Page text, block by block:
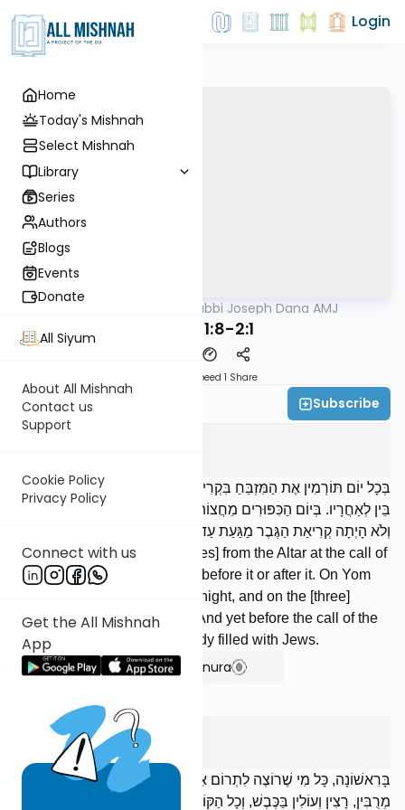
Home
Today's Mishnah
Select Mishnah
Library
Series
Authors
Blogs
Events
Donate
All Siyum
About All Mishnah
Contact us
Support
Cookie Policy
Privacy Policy
Connect with us
Get the All Mishnah
App
Login
Rabbi Joseph Dana AMJ
Yoma 1:8-2:1
Speed 1 Share
Rabbi Joseph Dana Subscribe
בְּכָל יוֹם תּוֹרְמִין אֶת הַמִּזְבֵּחַ בִּקְרִיאַת הַגֶּבֶר אוֹ סָמוּךְ לוֹ, בֵּין לְפָנָיו
בֵּין לְאַחֲרָיו. בְּיוֹם הַכִּפּוּרִים מֵחֲצוֹת, וּבָרְגָלִים מֵאַשְׁמוּרָה הָרִאשׁוֹנָה.
וְלֹא הָיְתָה קְרִיאַת הַגֶּבֶר מַגַּעַת עַד שֶׁהָיְתָה עֲזָרָה מְלֵאָה מִיִּשְׂרָאֵל.
Every day they removed [ashes] from the Altar at the call of
the crier or thereabout, either before it or after it. On Yom
Kippur [it was done] from midnight, and on the [three]
festivals from the first watch. And yet before the call of the
crier the Courtyard was already filled with Jews.
Show Bartenura
Yoma2:1
בָּרִאשׁוֹנָה, כָּל מִי שֶׁרוֹצֶה לִתְרוֹם אֶת הַמִּזְבֵּחַ, תּוֹרֵם. וּבִזְמַן שֶׁהֵן
מְרֻבִּין, רָצִין וְעוֹלִין בַּכֶּבֶשׁ, וְכָל הַקּוֹדֵם אֶת חֲבֵרוֹ בְּאַרְבַּע אַמּוֹת,